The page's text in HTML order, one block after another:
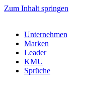
Zum Inhalt springen
Unternehmen
Marken
Leader
KMU
Sprüche